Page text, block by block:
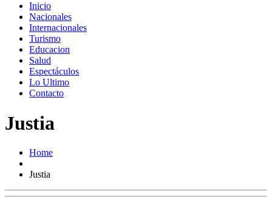
Inicio
Nacionales
Internacionales
Turismo
Educacion
Salud
Espectáculos
Lo Ultimo
Contacto
Justia
Home
Justia